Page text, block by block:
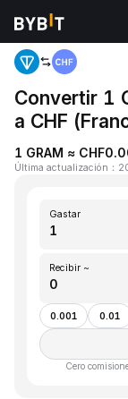
Inicio Gram (prev.
Convertir 1
a CHF
1 GRAM ≈
Última actualización ：
Gastar
Recibir ~
0.001 0.01
Cero